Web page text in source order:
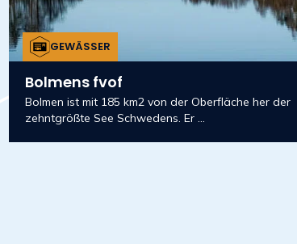
GEWÄSSER
Bolmens fvof
Bolmen ist mit 185 km2 von der Oberfläche her der
zehntgrößte See Schwedens. Er ...